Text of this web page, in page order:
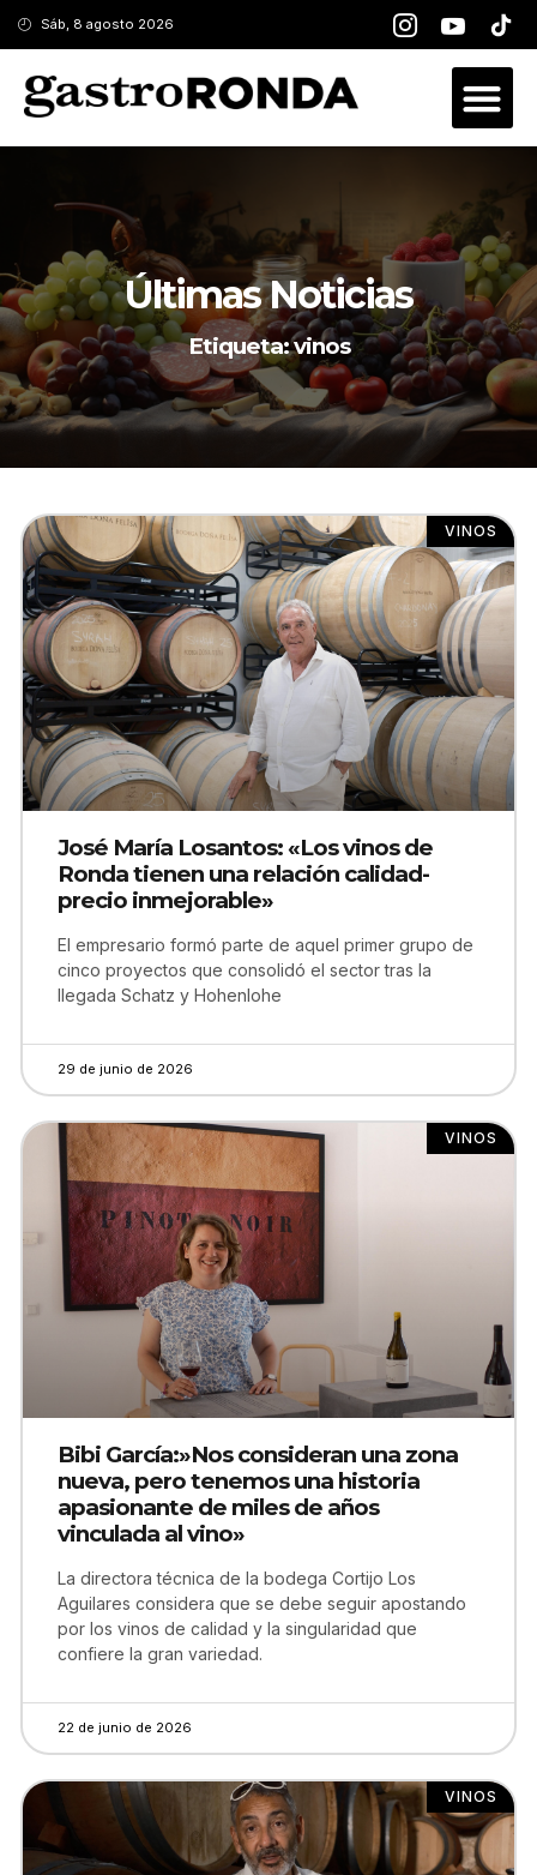
Sáb, 8 agosto 2026
Últimas Noticias
Etiqueta: vinos
VINOS
José María Losantos: «Los vinos de
Ronda tienen una relación calidad-
precio inmejorable»
El empresario formó parte de aquel primer grupo de
cinco proyectos que consolidó el sector tras la
llegada Schatz y Hohenlohe
29 de junio de 2026
VINOS
Bibi García:»Nos consideran una zona
nueva, pero tenemos una historia
apasionante de miles de años
vinculada al vino»
La directora técnica de la bodega Cortijo Los
Aguilares considera que se debe seguir apostando
por los vinos de calidad y la singularidad que
confiere la gran variedad.
22 de junio de 2026
VINOS